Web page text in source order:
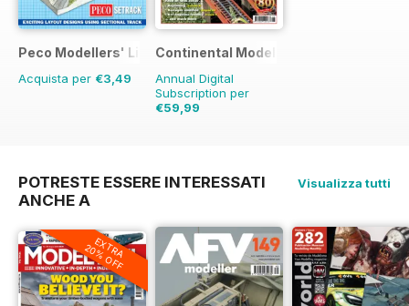
Peco Modellers' Library
Acquista per €3,49
Continental Modeller
Annual Digital
Subscription per
€59,99
POTRESTE ESSERE INTERESSATI
ANCHE A
Visualizza tutti
EXTRA
20% OFF